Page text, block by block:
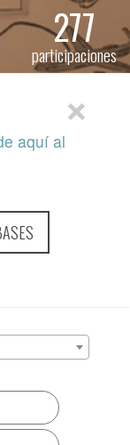
277
participaciones
×
aquí al